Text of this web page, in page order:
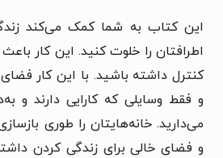
این کتاب به شما کمک می‌کند
اطرافتان را خلوت کنید. این کار
کنترل داشته باشید. با این کار
و فقط وسایلی که کارایی دارند و
می‌دارید. خانه‌هایتان را طوری
و فضای خالی برای زندگی کردن